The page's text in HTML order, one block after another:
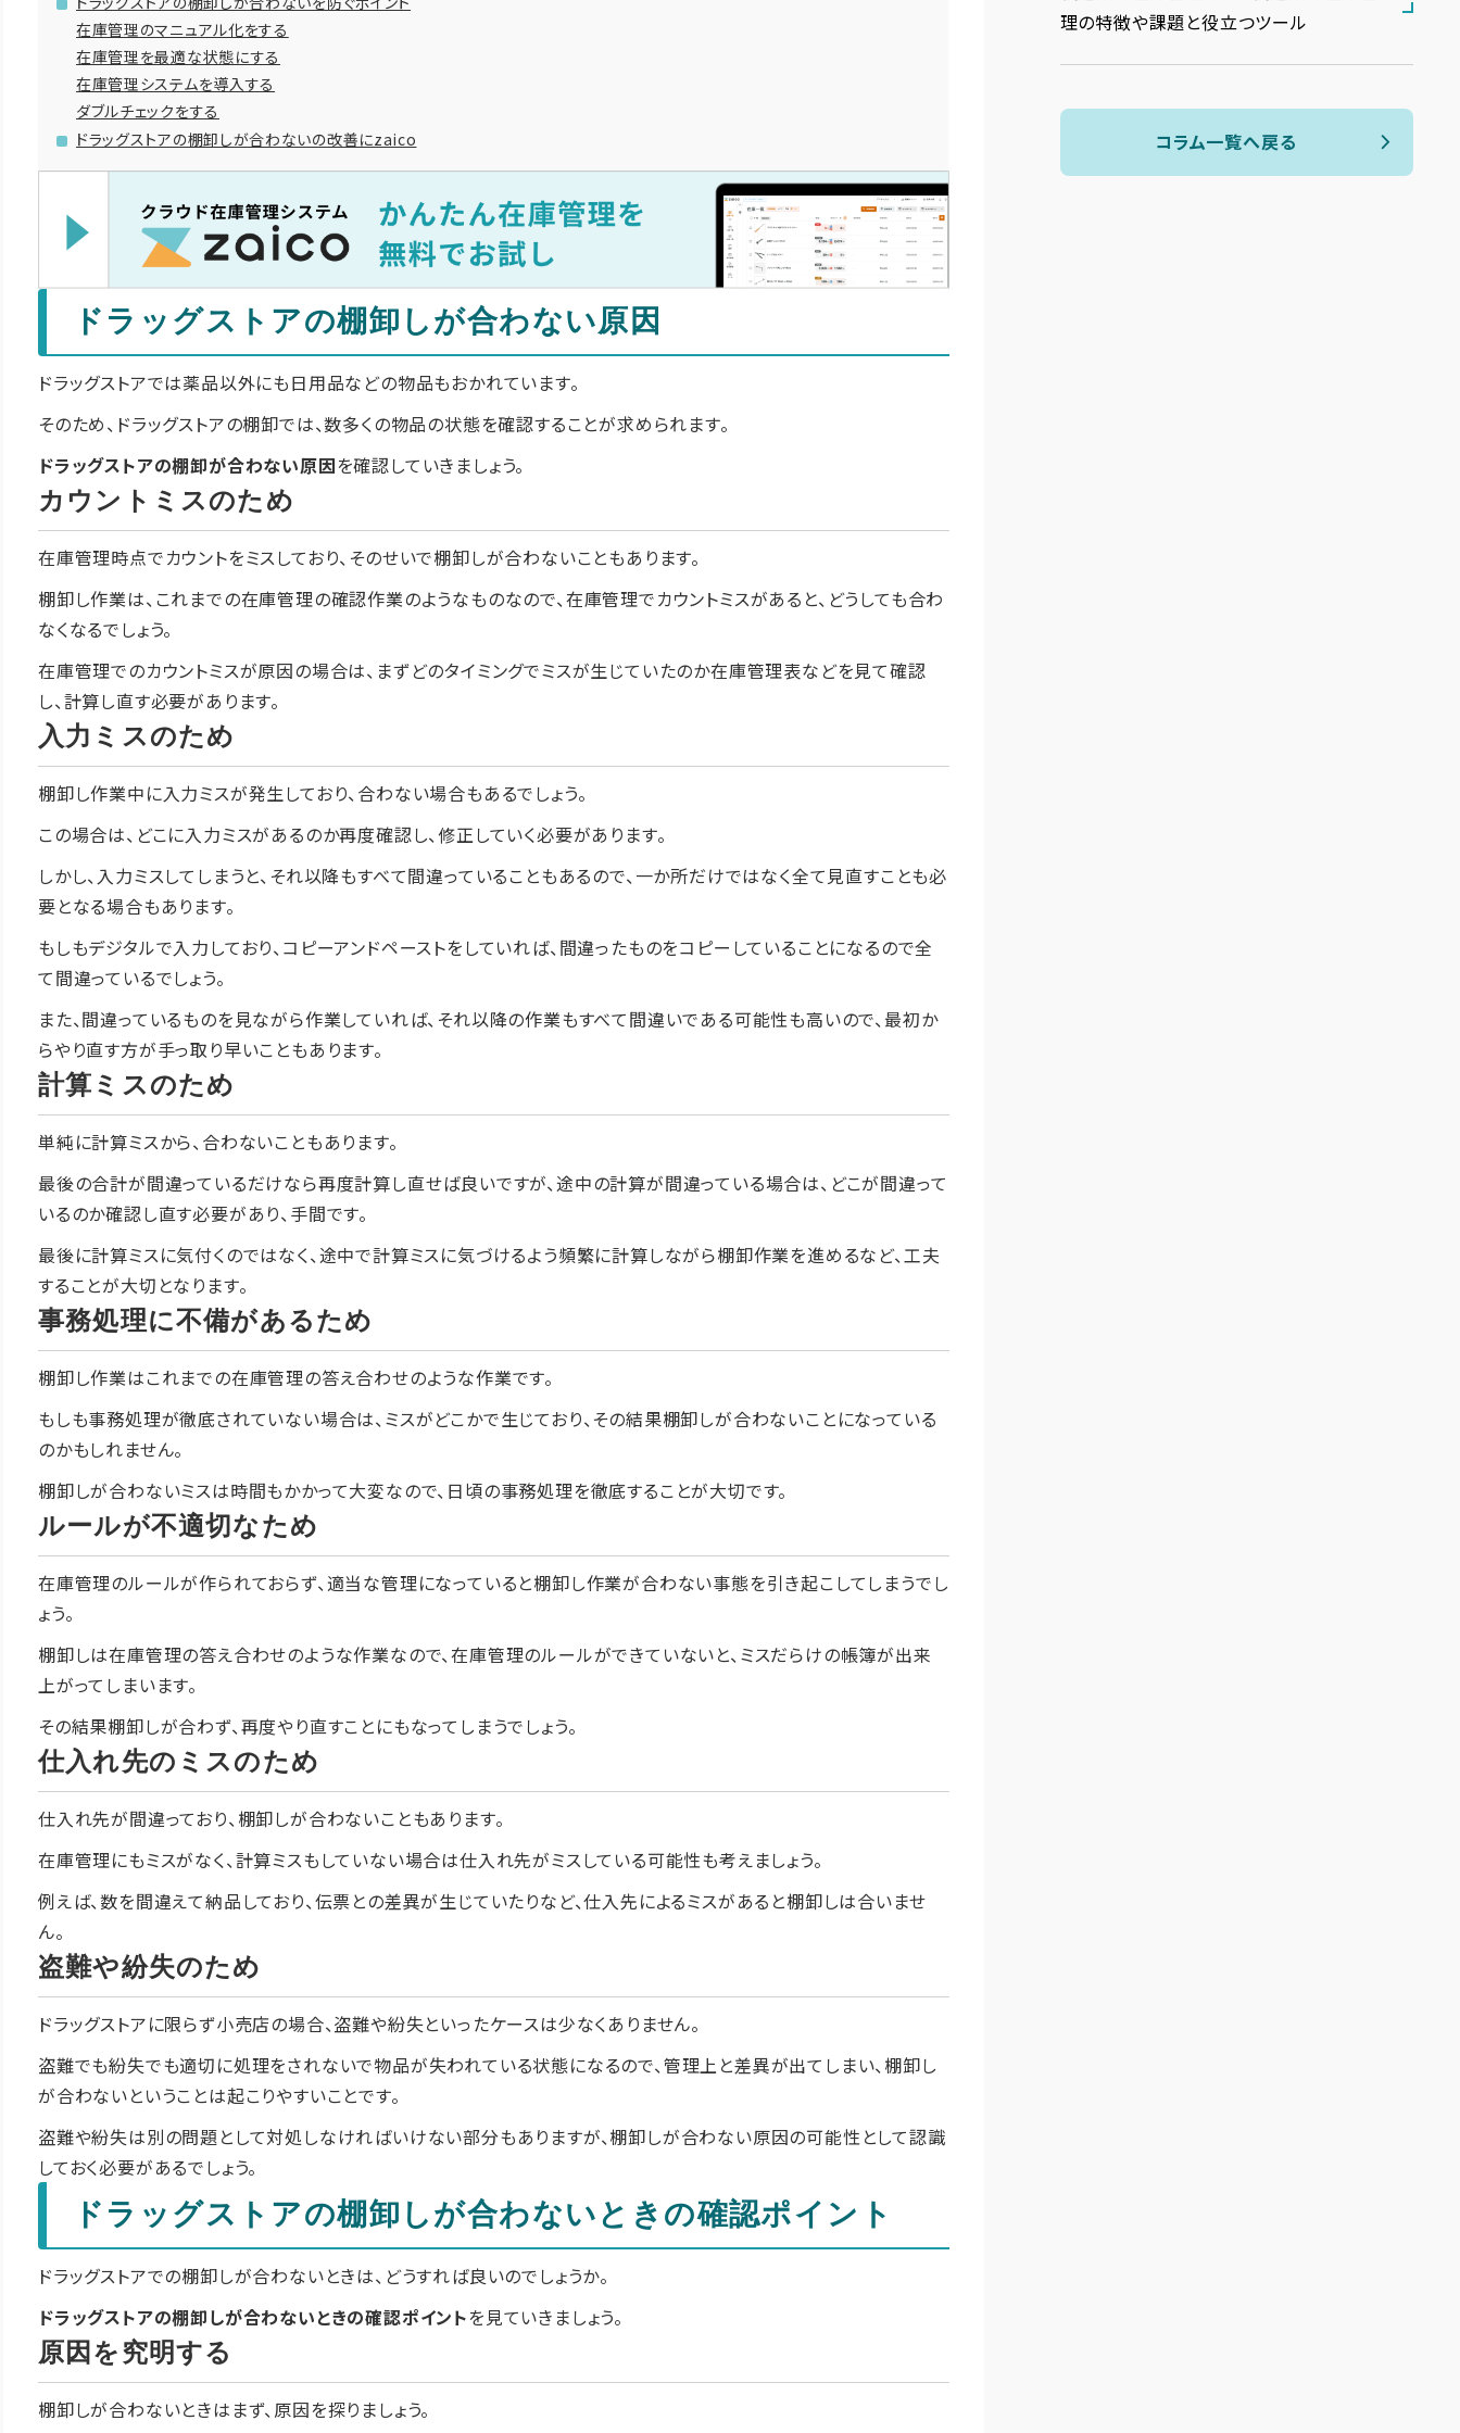
在庫管理のマニュアル化をする
在庫管理を最適な状態にする
在庫管理システムを導入する
ダブルチェックをする
ドラッグストアの棚卸しが合わないの改善にzaico
ドラッグストアの棚卸しが合わない原因
ドラッグストアでは薬品以外にも日用品などの物品もおかれています。
そのため、ドラッグストアの棚卸では、数多くの物品の状態を確認することが求められます。
ドラッグストアの棚卸が合わない原因を確認していきましょう。
カウントミスのため
在庫管理時点でカウントをミスしており、そのせいで棚卸しが合わないこともあります。
棚卸し作業は、これまでの在庫管理の確認作業のようなものなので、在庫管理でカウントミスがあると、どうしても合わ
なくなるでしょう。
在庫管理でのカウントミスが原因の場合は、まずどのタイミングでミスが生じていたのか在庫管理表などを見て確認
し、計算し直す必要があります。
入力ミスのため
棚卸し作業中に入力ミスが発生しており、合わない場合もあるでしょう。
この場合は、どこに入力ミスがあるのか再度確認し、修正していく必要があります。
しかし、入力ミスしてしまうと、それ以降もすべて間違っていることもあるので、一か所だけではなく全て見直すことも必
要となる場合もあります。
もしもデジタルで入力しており、コピーアンドペーストをしていれば、間違ったものをコピーしていることになるので全
て間違っているでしょう。
また、間違っているものを見ながら作業していれば、それ以降の作業もすべて間違いである可能性も高いので、最初か
らやり直す方が手っ取り早いこともあります。
計算ミスのため
単純に計算ミスから、合わないこともあります。
最後の合計が間違っているだけなら再度計算し直せば良いですが、途中の計算が間違っている場合は、どこが間違って
いるのか確認し直す必要があり、手間です。
最後に計算ミスに気付くのではなく、途中で計算ミスに気づけるよう頻繁に計算しながら棚卸作業を進めるなど、工夫
することが大切となります。
事務処理に不備があるため
棚卸し作業はこれまでの在庫管理の答え合わせのような作業です。
もしも事務処理が徹底されていない場合は、ミスがどこかで生じており、その結果棚卸しが合わないことになっている
のかもしれません。
棚卸しが合わないミスは時間もかかって大変なので、日頃の事務処理を徹底することが大切です。
ルールが不適切なため
在庫管理のルールが作られておらず、適当な管理になっていると棚卸し作業が合わない事態を引き起こしてしまうでし
ょう。
棚卸しは在庫管理の答え合わせのような作業なので、在庫管理のルールができていないと、ミスだらけの帳簿が出来
上がってしまいます。
その結果棚卸しが合わず、再度やり直すことにもなってしまうでしょう。
仕入れ先のミスのため
仕入れ先が間違っており、棚卸しが合わないこともあります。
在庫管理にもミスがなく、計算ミスもしていない場合は仕入れ先がミスしている可能性も考えましょう。
例えば、数を間違えて納品しており、伝票との差異が生じていたりなど、仕入先によるミスがあると棚卸しは合いませ
ん。
盗難や紛失のため
ドラッグストアに限らず小売店の場合、盗難や紛失といったケースは少なくありません。
盗難でも紛失でも適切に処理をされないで物品が失われている状態になるので、管理上と差異が出てしまい、棚卸し
が合わないということは起こりやすいことです。
盗難や紛失は別の問題として対処しなければいけない部分もありますが、棚卸しが合わない原因の可能性として認識
しておく必要があるでしょう。
ドラッグストアの棚卸しが合わないときの確認ポイント
ドラッグストアでの棚卸しが合わないときは、どうすれば良いのでしょうか。
ドラッグストアの棚卸しが合わないときの確認ポイントを見ていきましょう。
原因を究明する
棚卸しが合わないときはまず、原因を探りましょう。
理の特徴や課題と役立つツール
コラム一覧へ戻る